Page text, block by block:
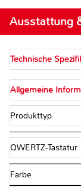
Ausstattung
Technische
Allgemeine
Produkttyp
QWERTZ-Tastatur
Farbe